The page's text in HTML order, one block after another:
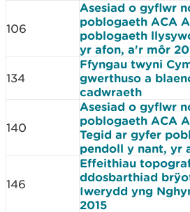
106
Asesiad o gyflwr
poblogaeth ACA
poblogaeth
yr afon, a'r môr
134
Ffyngau twyni
gwerthuso a
cadwraeth
140
Asesiad o gyflwr
poblogaeth ACA
Tegid ar gyfer
pendoll y nant, yr
146
Effeithiau
ddosbarthiad
Iwerydd yng
2015